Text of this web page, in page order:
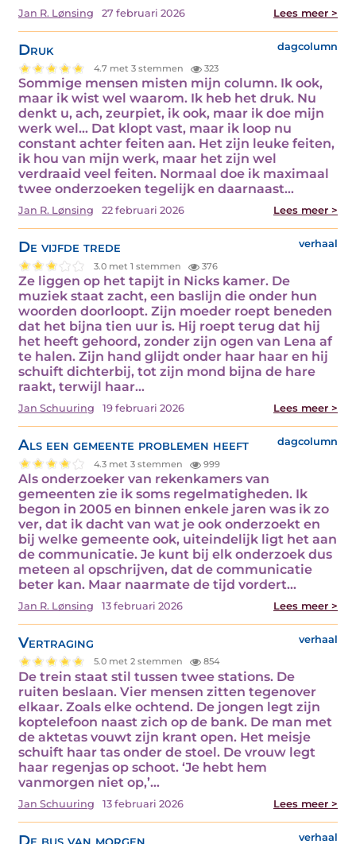
Jan R. Lønsing 27 februari 2026 Lees meer >
Druk dagcolumn
4.7 met 3 stemmen 323
Sommige mensen misten mijn column. Ik ook,
maar ik wist wel waarom. Ik heb het druk. Nu
denkt u, ach, zeurpiet, ik ook, maar ik doe mijn
werk wel… Dat klopt vast, maar ik loop nu
constant achter feiten aan. Het zijn leuke feiten,
ik hou van mijn werk, maar het zijn wel
verdraaid veel feiten. Normaal doe ik maximaal
twee onderzoeken tegelijk en daarnaast…
Jan R. Lønsing 22 februari 2026 Lees meer >
De vijfde trede verhaal
3.0 met 1 stemmen 376
Ze liggen op het tapijt in Nicks kamer. De
muziek staat zacht, een baslijn die onder hun
woorden doorloopt. Zijn moeder roept beneden
dat het bijna tien uur is. Hij roept terug dat hij
het heeft gehoord, zonder zijn ogen van Lena af
te halen. Zijn hand glijdt onder haar haar en hij
schuift dichterbij, tot zijn mond bijna de hare
raakt, terwijl haar…
Jan Schuuring 19 februari 2026 Lees meer >
Als een gemeente problemen heeft dagcolumn
4.3 met 3 stemmen 999
Als onderzoeker van rekenkamers van
gemeenten zie ik soms regelmatigheden. Ik
begon in 2005 en binnen enkele jaren was ik zo
ver, dat ik dacht van wat je ook onderzoekt en
bij welke gemeente ook, uiteindelijk ligt het aan
de communicatie. Je kunt bij elk onderzoek dus
meteen al opschrijven, dat de communicatie
beter kan. Maar naarmate de tijd vordert…
Jan R. Lønsing 13 februari 2026 Lees meer >
Vertraging verhaal
5.0 met 2 stemmen 854
De trein staat stil tussen twee stations. De
ruiten beslaan. Vier mensen zitten tegenover
elkaar. Zoals elke ochtend. De jongen legt zijn
koptelefoon naast zich op de bank. De man met
de aktetas vouwt zijn krant open. Het meisje
schuift haar tas onder de stoel. De vrouw legt
haar regenjas op schoot. ‘Je hebt hem
vanmorgen niet op,’…
Jan Schuuring 13 februari 2026 Lees meer >
De bus van morgen verhaal